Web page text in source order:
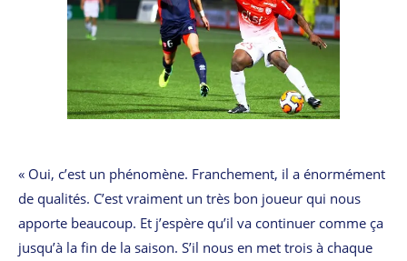
« Oui, c’est un phénomène. Franchement, il a énormément
de qualités. C’est vraiment un très bon joueur qui nous
apporte beaucoup. Et j’espère qu’il va continuer comme ça
jusqu’à la fin de la saison. S’il nous en met trois à chaque